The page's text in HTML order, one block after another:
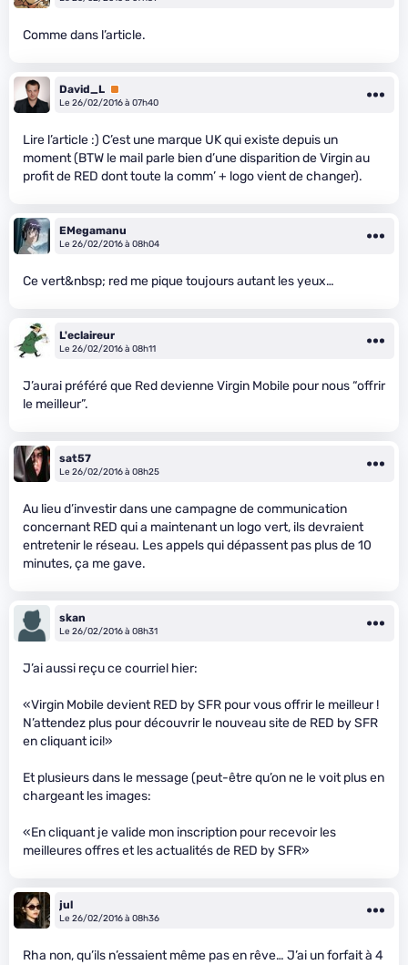
Comme dans l’article.
David_L Premium
Le 26/02/2016 à 07h40
Lire l’article :) C’est une marque UK qui existe depuis un
moment (BTW le mail parle bien d’une disparition de Virgin au
profit de RED dont toute la comm’ + logo vient de changer).
EMegamanu
Le 26/02/2016 à 08h04
Ce vert&nbsp; red me pique toujours autant les yeux…
L'eclaireur
Le 26/02/2016 à 08h11
J’aurai préféré que Red devienne Virgin Mobile pour nous “offrir
le meilleur”.
sat57
Le 26/02/2016 à 08h25
Au lieu d’investir dans une campagne de communication
concernant RED qui a maintenant un logo vert, ils devraient
entretenir le réseau. Les appels qui dépassent pas plus de 10
minutes, ça me gave.
skan
Le 26/02/2016 à 08h31
J’ai aussi reçu ce courriel hier:
«Virgin Mobile devient RED by SFR pour vous offrir le meilleur !
N’attendez plus pour découvrir le nouveau site de RED by SFR
en cliquant ici!»
Et plusieurs dans le message (peut-être qu’on ne le voit plus en
chargeant les images:
«En cliquant je valide mon inscription pour recevoir les
meilleures offres et les actualités de RED by SFR»
jul
Le 26/02/2016 à 08h36
Rha non, qu’ils n’essaient même pas en rêve… J’ai un forfait à 4